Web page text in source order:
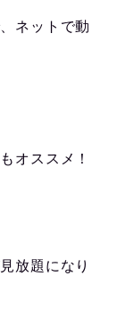
ネットで動
オススメ！
放題になり